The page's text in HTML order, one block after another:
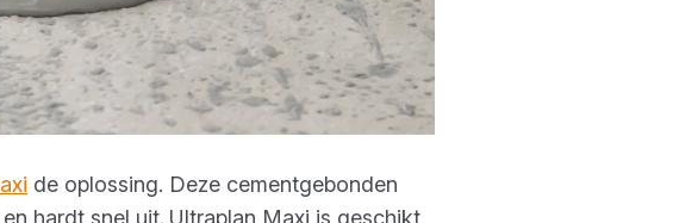
de oplossing. Deze cementgebonden
hardt snel uit. Ultraplan Maxi is geschikt